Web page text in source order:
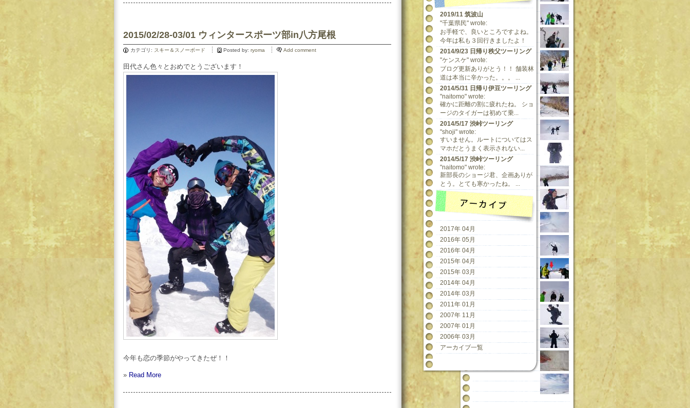
2015/02/28-03/01 ウィンタースポーツ部in八方尾根
カテゴリ: スキー＆スノーボード Posted by: ryoma Add comment
田代さん色々とおめでとうございます！
今年も恋の季節がやってきたぜ！！
» Read More
2019/11 筑波山
"千葉県民" wrote:
お手軽で、良いところですよね。
今年は私も３回行きましたよ！
2014/9/23 日帰り秩父ツーリング
"ケンスケ" wrote:
ブログ更新ありがとう！！ 舗装林
道は本当に辛かった。。。 ...
2014/5/31 日帰り伊豆ツーリング
"naitomo" wrote:
確かに距離の割に疲れたね。 ショ
ージのタイガーは初めて乗...
2014/5/17 渋峠ツーリング
"shoji" wrote:
すいません。ルートについてはス
マホだとうまく表示されない...
2014/5/17 渋峠ツーリング
"naitomo" wrote:
新部長のショージ君、企画ありが
とう。とても寒かったね。 ...
2017年 04月
2016年 05月
2016年 04月
2015年 04月
2015年 03月
2014年 04月
2014年 03月
2011年 01月
2007年 11月
2007年 01月
2006年 03月
アーカイブ一覧